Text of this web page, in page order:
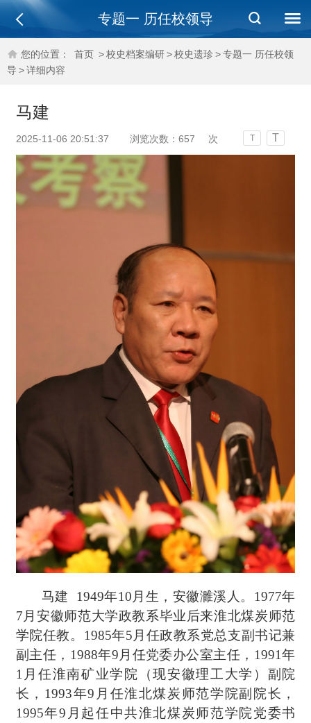
专题一 历任校领导
您的位置： 首页 >校史档案编研>校史遗珍 >专题一 历任校领
导 >详细内容
马建
2025-11-06 20:51:37 浏览次数： 657 次 T T
马建
1949年10月生，安徽濉溪人。1977年
7月安徽师范大学政教系毕业后来淮北煤炭师范
学院任教。1985年5月任政教系党总支副书记兼
副主任，1988年9月任党委办公室主任，1991年
1月任淮南矿业学院（现安徽理工大学）副院
长，1993年9月任淮北煤炭师范学院副院长，
1995年9月起任中共淮北煤炭师范学院党委书